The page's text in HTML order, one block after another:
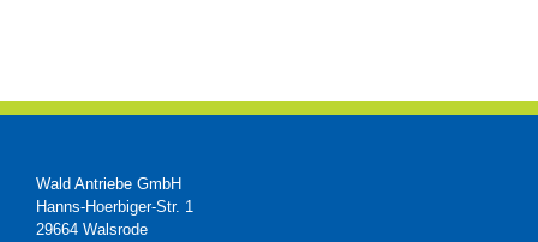
Wald Antriebe GmbH
Hanns-Hoerbiger-Str. 1
29664 Walsrode